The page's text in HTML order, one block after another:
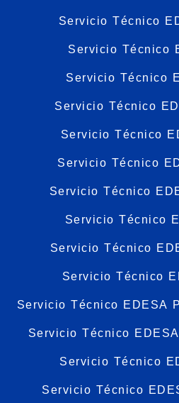
Servicio Técnico
Servicio Técnico
Servicio Técnico
Servicio Técnico
Servicio Técnico
Servicio Técnico
Servicio Técnico
Servicio Técnico
Servicio Técnico
Servicio Técnico
Servicio Técnico EDESA
Servicio Técnico
Servicio Técnico
Servicio Técnico